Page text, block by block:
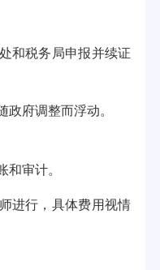
和税务局申报并续证
府调整而浮动。
和审计。
进行，具体费用视情